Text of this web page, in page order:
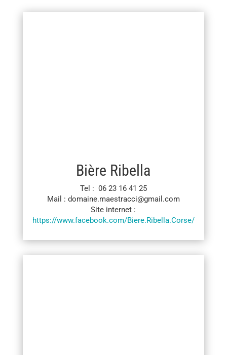
Bière Ribella
Tel : 06 23 16 41 25
Mail : domaine.maestracci@gmail.com
Site internet :
https://www.facebook.com/Biere.Ribella.Corse/